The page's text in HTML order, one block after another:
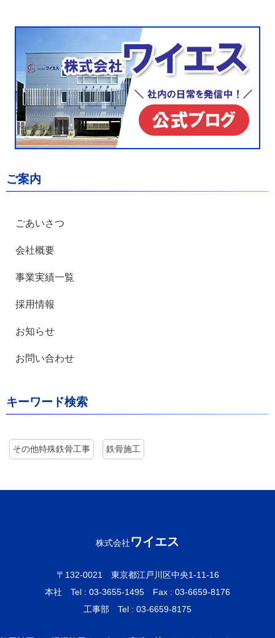
ご案内
ごあいさつ
会社概要
事業実績一覧
採用情報
お知らせ
お問い合わせ
キーワード検索
その他特殊鉄骨工事 鉄骨施工
株式会社ワイエス
〒132-0021 東京都江戸川区中央1-11-16
本社 Tel : 03-3655-1495 Fax : 03-6659-8176
工事部 Tel : 03-6659-8175